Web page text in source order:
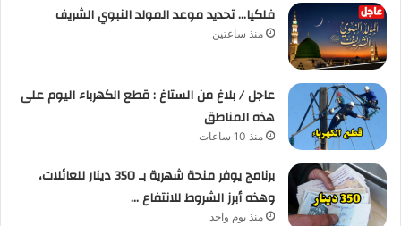
فلكيا… تحديد موعد المولد النبوي الشريف
منذ ساعتين
عاجل / بلاغ من الستاغ : قطع الكهرباء اليوم على
هذه المناطق
منذ 10 ساعات
برنامج يوفر منحة شهرية بـ 350 دينار للعائلات،
وهذه أبرز الشروط للانتفاع …
منذ يوم واحد